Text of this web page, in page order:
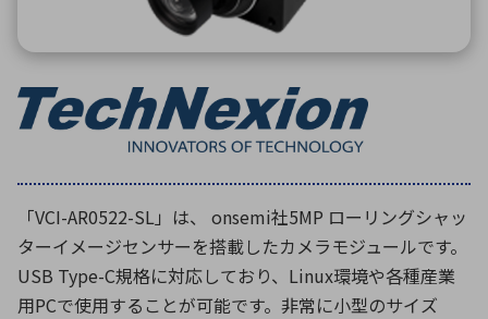
ミリ波レーダー
ブログ｜ここから始まる最新技術
製品製造・加工
レーダ・衛星通信
照射
シミュレーター
医療機器
R S
U
V W
X
Y
Z
検索
「VCI-AR0522-SL」は、 onsemi社5MP ローリングシャッ
ターイメージセンサーを搭載したカメラモジュールです。
USB Type-C規格に対応しており、Linux環境や各種産業
用PCで使用することが可能です。非常に小型のサイズ